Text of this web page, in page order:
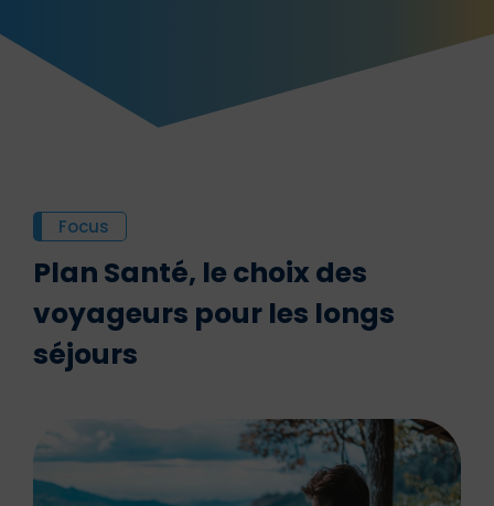
Focus
Plan Santé, le choix des
voyageurs pour les longs
séjours